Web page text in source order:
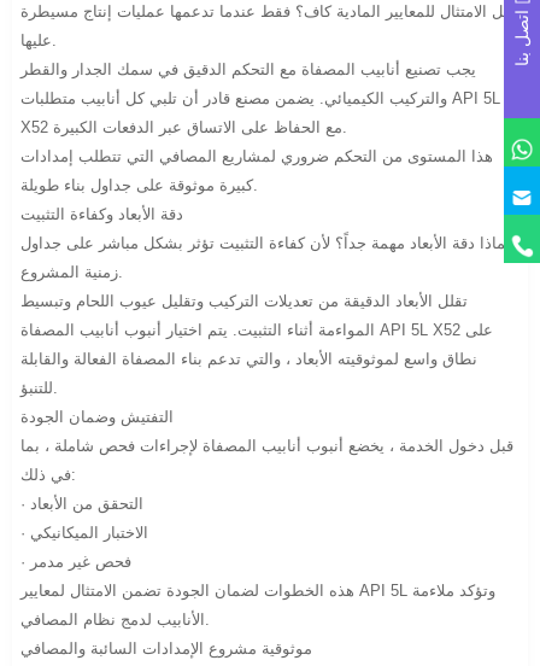
هل الامتثال للمعايير المادية كاف؟ فقط عندما تدعمها عمليات إنتاج مسيطرة
يجب تصنيع أنابيب المصفاة مع التحكم الدقيق في سمك الجدار والقطر
والتركيب الكيميائي. يضمن مصنع قادر أن تلبي كل أنابيب متطلبات API 5L
هذا المستوى من التحكم ضروري لمشاريع المصافي التي تتطلب إمدادات
كبيرة موثوقة على جداول بناء طويلة.
دقة الأبعاد وكفاءة التثبيت
لماذا دقة الأبعاد مهمة جداً؟ لأن كفاءة التثبيت تؤثر بشكل مباشر على جداول
تقلل الأبعاد الدقيقة من تعديلات التركيب وتقليل عيوب اللحام وتبسيط
المواءمة أثناء التثبيت. يتم اختيار أنبوب أنابيب المصفاة API 5L X52 على
نطاق واسع لموثوقيته الأبعاد ، والتي تدعم بناء المصفاة الفعالة والقابلة
التفتيش وضمان الجودة
قبل دخول الخدمة ، يخضع أنبوب أنابيب المصفاة لإجراءات فحص شاملة ، بما
في ذلك:
· التحقق من الأبعاد
· الاختبار الميكانيكي
· فحص غير مدمر
هذه الخطوات لضمان الجودة تضمن الامتثال لمعايير API 5L وتؤكد ملاءمة
موثوقية مشروع الإمدادات السائبة والمصافي
اتصل بنا